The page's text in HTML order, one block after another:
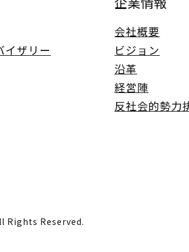
イザリー
会社概要
ビジョン
沿革
経営陣
反社会的勢力
Rights Reserved.